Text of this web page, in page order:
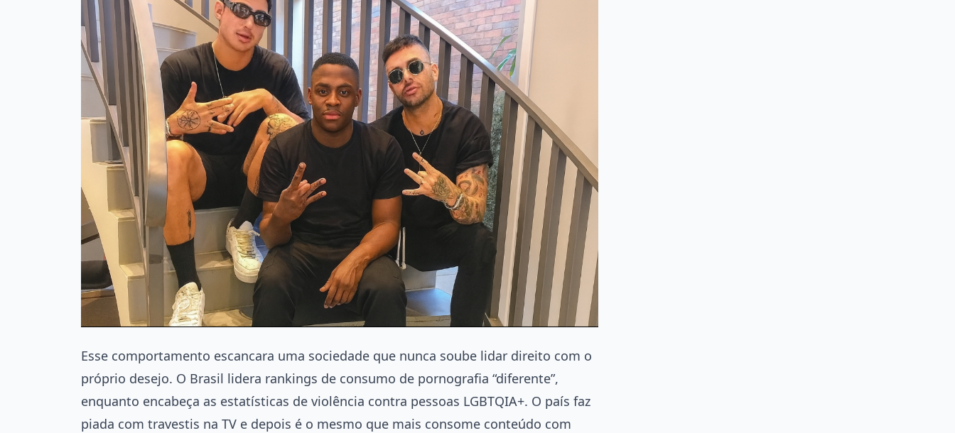
Esse comportamento escancara uma sociedade que nunca soube lidar direito com o
próprio desejo. O Brasil lidera rankings de consumo de pornografia “diferente”,
enquanto encabeça as estatísticas de violência contra pessoas LGBTQIA+. O país faz
piada com travestis na TV e depois é o mesmo que mais consome conteúdo com